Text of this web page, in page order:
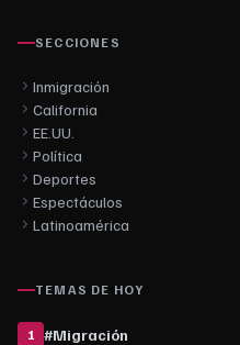
SECCIONES
Inmigración
California
EE.UU.
Política
Deportes
Espectáculos
Latinoamérica
TEMAS DE HOY
1 #Migración